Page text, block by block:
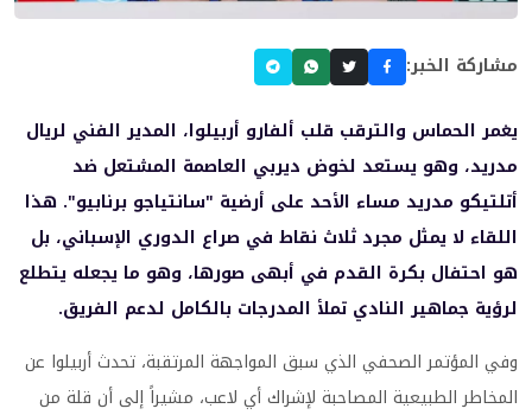
مشاركة الخبر:
يغمر الحماس والترقب قلب ألفارو أربيلوا، المدير الفني لريال
مدريد، وهو يستعد لخوض ديربي العاصمة المشتعل ضد
أتلتيكو مدريد مساء الأحد على أرضية "سانتياجو برنابيو". هذا
اللقاء لا يمثل مجرد ثلاث نقاط في صراع الدوري الإسباني، بل
هو احتفال بكرة القدم في أبهى صورها، وهو ما يجعله يتطلع
لرؤية جماهير النادي تملأ المدرجات بالكامل لدعم الفريق.
وفي المؤتمر الصحفي الذي سبق المواجهة المرتقبة، تحدث أربيلوا عن
المخاطر الطبيعية المصاحبة لإشراك أي لاعب، مشيراً إلى أن قلة من